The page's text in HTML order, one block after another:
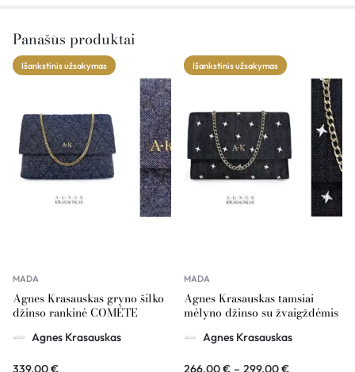
Panašūs produktai
Išankstinis užsakymas
MADA
Agnes Krasauskas gryno šilko
džinso rankinė COMÉTE
Agnes Krasauskas
339,00€
Išankstinis užsakymas
MADA
Agnes Krasauskas tamsiai
mėlyno džinso su žvaigždėmis
Agnes Krasauskas
266,00€ – 299,00€